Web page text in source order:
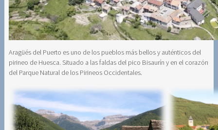
Aragüés del Puerto es uno de los pueblos más bellos y auténticos del
pirineo de Huesca. Situado a las faldas del pico Bisaurín y en el corazón
del Parque Natural de los Pirineos Occidentales.